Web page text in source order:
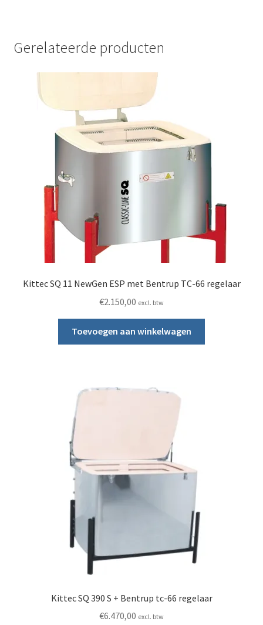
Gerelateerde producten
Kittec SQ 11 NewGen ESP met Bentrup TC-66 regelaar
€2.150,00 excl. btw
Toevoegen aan winkelwagen
Kittec SQ 390 S + Bentrup tc-66 regelaar
€6.470,00 excl. btw